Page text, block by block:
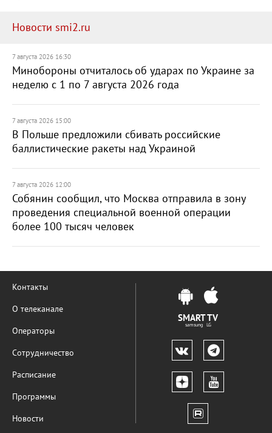
Новости smi2.ru
7 августа 2026 16:30
Минобороны отчиталось об ударах по Украине за
неделю с 1 по 7 августа 2026 года
7 августа 2026 15:00
В Польше предложили сбивать российские
баллистические ракеты над Украиной
7 августа 2026 12:00
Собянин сообщил, что Москва отправила в зону
проведения специальной военной операции
более 100 тысяч человек
Контакты
О телеканале
Операторы
Сотрудничество
Расписание
Программы
Новости
SMART TV
samsung LG